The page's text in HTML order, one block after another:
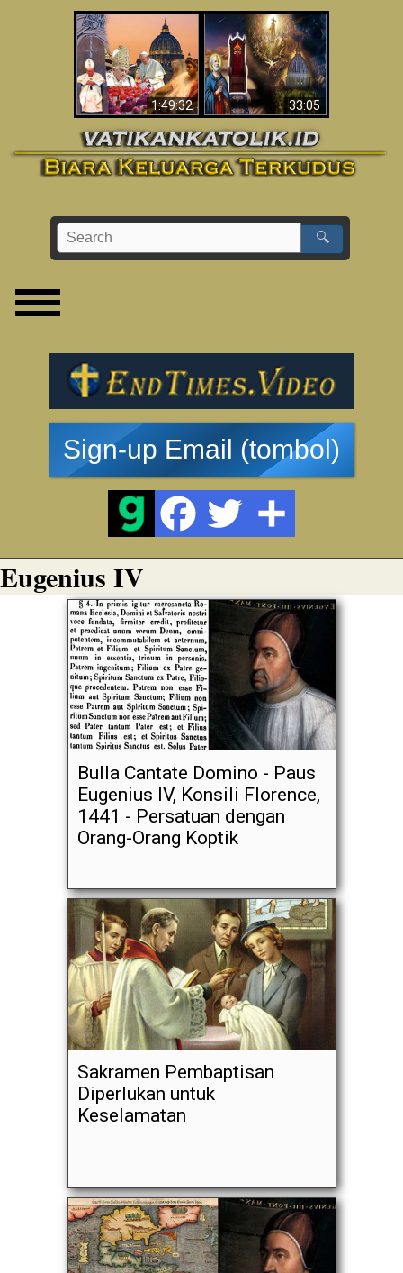
1:49:32
Wahyu di Vatikan
Sekarang
33:05
Apakah Alkitab
Memprediksikan 70
Tahun Tanpa
Seorang Paus?
🔍
Sign-up Email (tombol)
Eugenius IV
Bulla Cantate Domino - Paus
Eugenius IV, Konsili Florence,
1441 - Persatuan dengan
Orang-Orang Koptik
Sakramen Pembaptisan
Diperlukan untuk
Keselamatan